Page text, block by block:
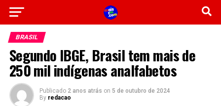
BRASIL
Segundo IBGE, Brasil tem mais de
250 mil indígenas analfabetos
Publicado 2 anos atrás on 5 de outubro de 2024
By redacao